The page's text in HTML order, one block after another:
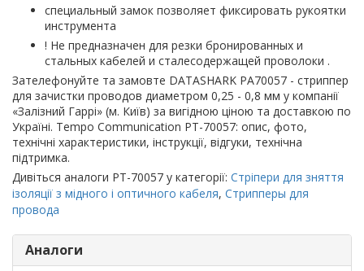
специальный замок позволяет фиксировать рукоятки
инструмента
! Не предназначен для резки бронированных и
стальных кабелей и сталесодержащей проволоки .
Зателефонуйте та замовте DATASHARK PA70057 - стриппер
для зачистки проводов диаметром 0,25 - 0,8 мм у компанії
«Залізний Гаррі» (м. Київ) за вигідною ціною та доставкою по
Україні. Tempo Communication PT-70057: опис, фото,
технічні характеристики, інструкції, відгуки, технічна
підтримка.
Дивіться аналоги PT-70057 у категорії: Стріпери для зняття
ізоляції з мідного і оптичного кабеля, Стрипперы для
провода
Аналоги